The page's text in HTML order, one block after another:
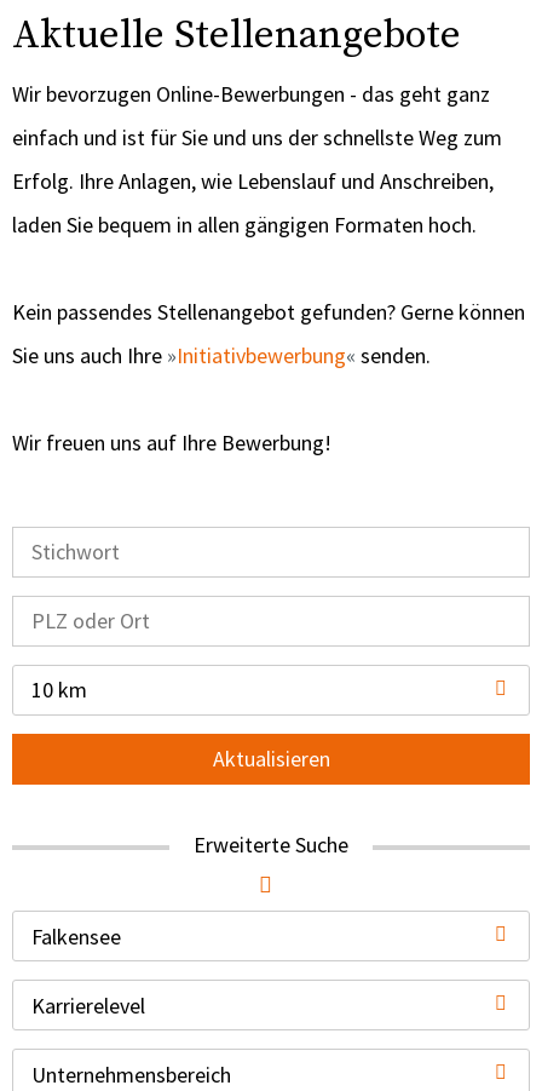
Aktuelle Stellenangebote
Wir bevorzugen Online-Bewerbungen - das geht ganz
einfach und ist für Sie und uns der schnellste Weg zum
Erfolg. Ihre Anlagen, wie Lebenslauf und Anschreiben,
laden Sie bequem in allen gängigen Formaten hoch.
Kein passendes Stellenangebot gefunden? Gerne können
Sie uns auch Ihre
Initiativbewerbung senden.
Wir freuen uns auf Ihre Bewerbung!
10 km
Aktualisieren
Erweiterte Suche
Falkensee
Karrierelevel
Unternehmensbereich